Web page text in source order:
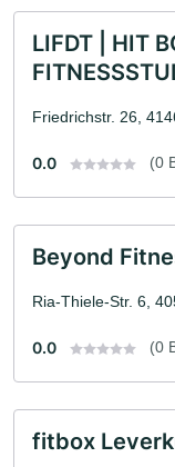
LIFDT | HIT
Friedrichstr. 26,
0.0 (0
Beyond
Ria-Thiele-Str. 6,
0.0 (0
fitbox